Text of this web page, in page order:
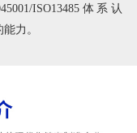
ISO13485体系认
力。